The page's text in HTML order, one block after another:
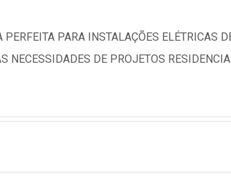
PARA INSTALAÇÕES ELÉTRICAS
NECESSIDADES DE PROJETOS